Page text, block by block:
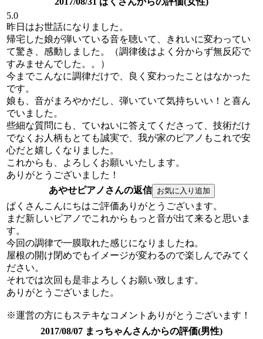
5.0
昨日はお世話になりました。
帰宅した娘が弾いている音を聴いて、きれいに変わってい
て驚き、感動しました。（調律後はよく分からず無反応で
すみませんでした。。）
今までこんなに調律だけで、良く変わったことはなかった
です。
娘も、音がまろやかだし、弾いていて気持ちいい！と喜ん
でいました。
些細な質問にも、ていねいに答えてくださって、技術だけ
でなくお人柄もとても誠実で、我が家のピアノもこれで安
心だと嬉しくなりました。
これからも、よろしくお願いいたします。
ありがとうございました！
あやせピアノさんの返信
ぱくさんこんにちはご評価ありがとうございます。
まだ新しいピアノでこれからもっと音が出て来ると思いま
す。
今回の調律で一膜取れた感じになりましたね。
屋根の開け閉めでもイメージが変わるので楽しんでみてく
ださい。
それでは次回も是非よろしくお願い致します。
ありがとうございました。
※運営の方にもステキなコメントありがとうございます！
2017/08/07 まっちゃんさんからの評価(男性)